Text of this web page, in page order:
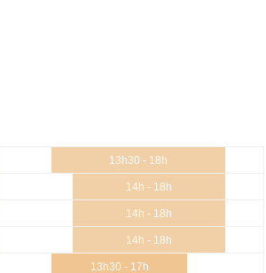
13h30 - 18h
14h - 18h
14h - 18h
14h - 18h
13h30 - 17h